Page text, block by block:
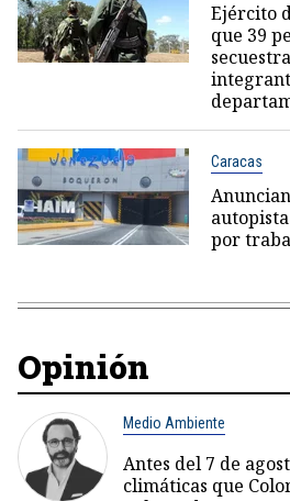
Ejército
que 39
Caracas
por
Opinión
Medio Ambiente
Antes del 7 de
climáticas que